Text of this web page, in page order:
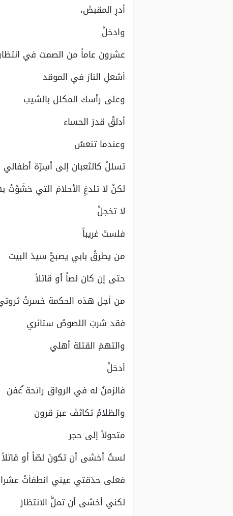
أدرِ المقبضَ،
وادخلْ
عشرون عاماً من الصمت في
أشعلِ النارَ في الموقد
وعلى رأسك المكلل بالشيب
أدلقْ قدرَ الحساء
وعندما تنعسُ
تسللْ كالثعبان إلى أسِرّة أطفالي
لكنْ لا تلدغِ الأحلامَ التي حَشَوْتُ
لا تخجلْ
فلستَ غريباً
من يطرقْ بابي يصبحْ سيدَ البيت
حتى إن كان لصاً أو قاتلاً
من أجل هذه الحكمة خسرتُ
فقد شربَ اللصوصُ ستائري
والتهمَ القتلة أهلي
أدخلْ
فالزمنُ له في الرواق رائحة ُعَفن
والظلامُ تكاثفَ عبرَ قرون
متحولاً إلى حجر
لستُ أخشى أن تكونَ لصّاً أو قاتلاً
فعلى حدَقتي عيني انطفأتْ
لكني أخشى أن تملَّ الانتظارَ